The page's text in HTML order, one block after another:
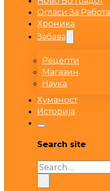
Огласи За Работа
Хроника
Забава
Рецепти
Магазин
Наука
Хуманост
Историја
Search site
Search